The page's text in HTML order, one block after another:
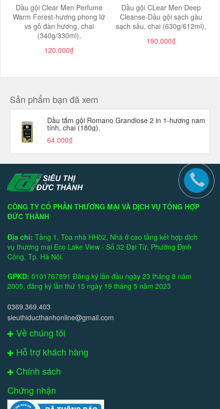
Dầu gội Clear Men Perfume
Warm Forest-hương phong lữ
vs gỗ đàn hương, chai
(340g/330ml),
120.000₫
Dầu gội CLear Men Deep
Cleanse-Dầu gội sạch gàu
sạch sâu, chai (630g/612ml),
190.000₫
Sản phẩm bạn đã xem
Dầu tắm gội Romano Grandiose 2 in 1-hương nam
tính, chai (180g).
64.000₫
CÔNG TY CỔ PHẦN THƯƠNG MẠI VÀ DỊCH VỤ TỔNG HỢP
ĐỨC THÀNH
Địa chỉ: Tầng 1, Tòa nhà HH02, Nhà ở cao tầng kết hợp dịch
vụ thương mại Eco Lake View - Số 32 Đại Từ, Phường Định
Công, Tp. Hà Nội.
GPKD: 0101767891 Đăng ký lần đầu ngày 23 tháng 8 năm
2005, đăng ký lần thứ 15 ngày 19 tháng 5 năm 2023
0369.369.403
sieuthiducthanhonline@gmail.com
Về chúng tôi
Hỗ trợ khách hàng
Chính sách
Chứng nhận